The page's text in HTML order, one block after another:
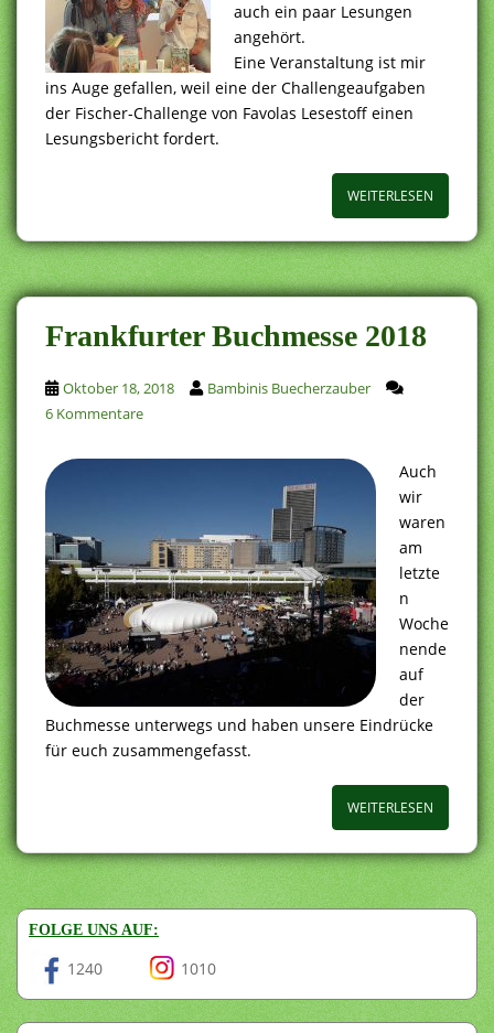
auch ein paar Lesungen
angehört.
Eine Veranstaltung ist mir
ins Auge gefallen, weil eine der Challengeaufgaben
der Fischer-Challenge von Favolas Lesestoff einen
Lesungsbericht fordert.
WEITERLESEN
Frankfurter Buchmesse 2018
Oktober 18, 2018
Bambinis Buecherzauber
6 Kommentare
Auch
wir
waren
am
letzte
n
Woche
nende
auf
der
Buchmesse unterwegs und haben unsere Eindrücke
für euch zusammengefasst.
WEITERLESEN
FOLGE UNS AUF:
1240 1010